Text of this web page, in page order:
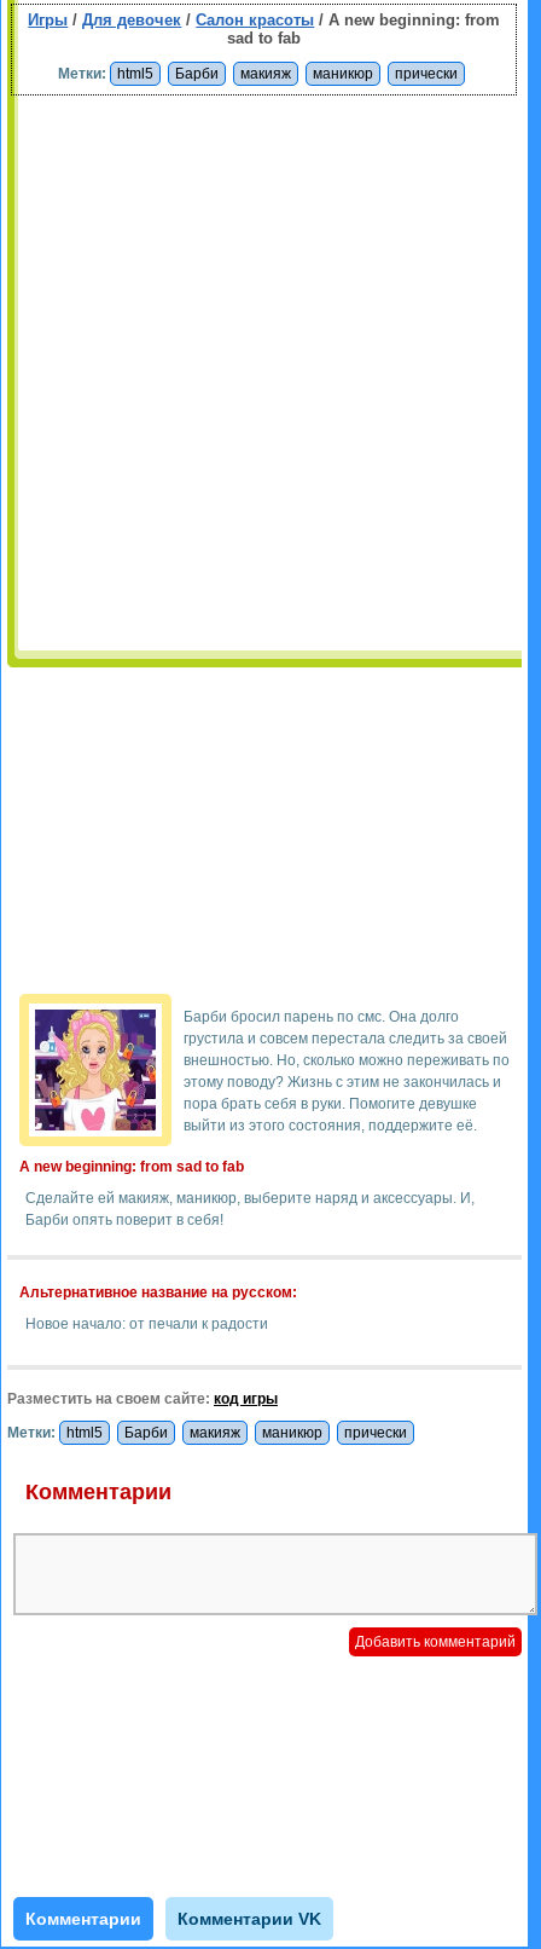
Игры /Для девочек /Салон красоты / A new beginning: from
sad to fab
Метки: html5 Барби макияж маникюр прически
A new beginning: from sad to fab
Барби бросил парень по смс. Она долго
грустила и совсем перестала следить за своей
внешностью. Но, сколько можно переживать по
этому поводу? Жизнь с этим не закончилась и
пора брать себя в руки. Помогите девушке
выйти из этого состояния, поддержите её.
Сделайте ей макияж, маникюр, выберите наряд и аксессуары. И,
Барби опять поверит в себя!
Альтернативное название на русском:
Новое начало: от печали к радости
Разместить на своем сайте: код игры
Метки:
html5 Барби макияж маникюр прически
Комментарии
Комментарии Комментарии VK